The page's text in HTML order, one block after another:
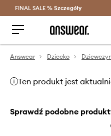
Oszczędzaj z
FINAL SALE % Szczegóły
Answear Dziecko
Ten produkt jest
Sprawdź podobne